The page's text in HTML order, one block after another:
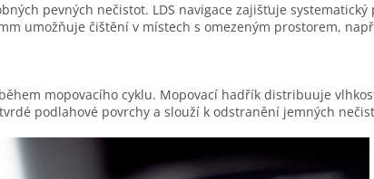
pevných nečistot. LDS navigace zajišťuje
umožňuje čištění v místech s omezeným prostorem,
mopovacího cyklu. Mopovací hadřík distribuuje
podlahové povrchy a slouží k odstranění jemných